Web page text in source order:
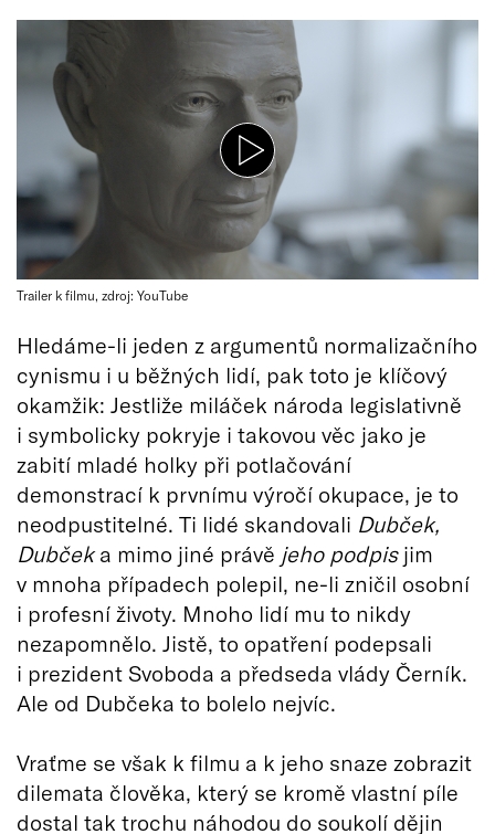
Trailer k filmu, zdroj: YouTube
Hledáme-li jeden z argumentů normalizačního
cynismu i u běžných lidí, pak toto je klíčový
okamžik: Jestliže miláček národa legislativně
i symbolicky pokryje i takovou věc jako je
zabití mladé holky při potlačování
demonstrací k prvnímu výročí okupace, je to
neodpustitelné. Ti lidé skandovali Dubček,
Dubčeka mimo jiné právě jeho podpisjim
v mnoha případech polepil, ne-li zničil osobní
i profesní životy. Mnoho lidí mu to nikdy
nezapomnělo. Jistě, to opatření podepsali
i prezident Svoboda a předseda vlády Černík.
Ale od Dubčeka to bolelo nejvíc.
Vraťme se však k filmu a k jeho snaze zobrazit
dilemata člověka, který se kromě vlastní píle
dostal tak trochu náhodou do soukolí dějin